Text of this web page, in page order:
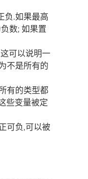
负.如果最高
数; 如果置
可以说明一
不是所有的
有的类型都
些变量被定
可负,可以被